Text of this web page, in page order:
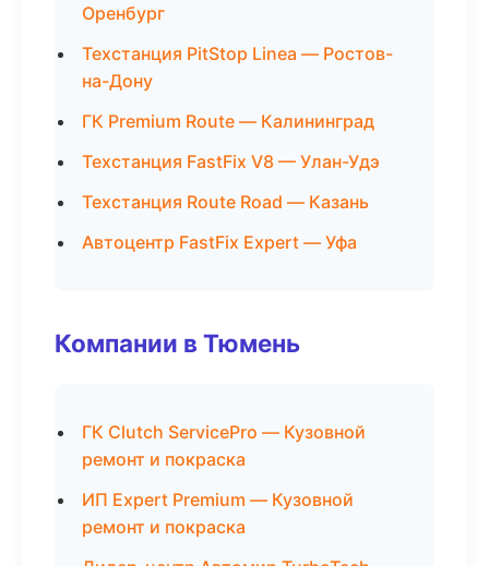
Оренбург
Техстанция PitStop Linea — Ростов-
на-Дону
ГК Premium Route — Калининград
Техстанция FastFix V8 — Улан-Удэ
Техстанция Route Road — Казань
Автоцентр FastFix Expert — Уфа
Компании в Тюмень
ГК Clutch ServicePro — Кузовной
ремонт и покраска
ИП Expert Premium — Кузовной
ремонт и покраска